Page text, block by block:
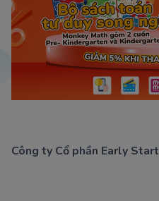
Công ty Cổ phần Early Start